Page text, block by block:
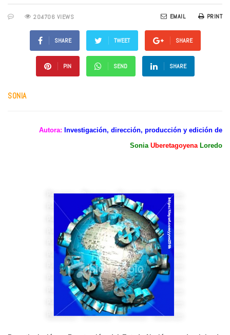
204706 VIEWS PRINT
EMAIL
SHARE TWEET SHARE
PIN SEND SHARE
SONIA
Autora: Investigación, dirección, producción y edición de
Sonia Uberetagoyena Loredo